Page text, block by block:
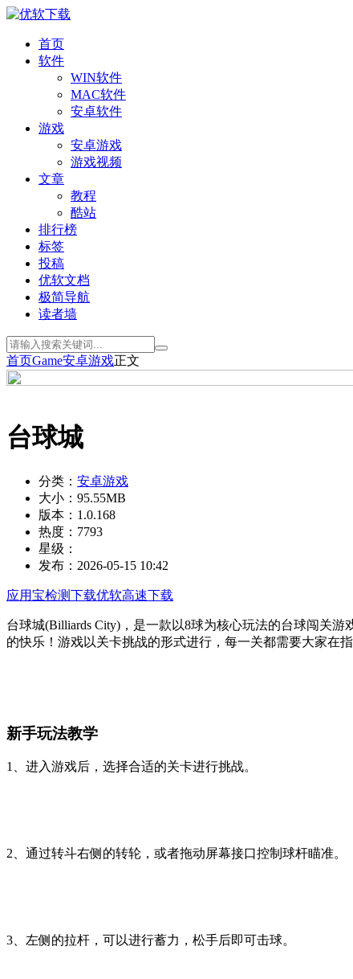
首页
软件
WIN软件
MAC软件
安卓软件
游戏
安卓游戏
游戏视频
文章
教程
酷站
排行榜
标签
投稿
优软文档
极简导航
读者墙
首页Game安卓游戏正文
台球城
分类： 安卓游戏
大小： 95.55MB
版本： 1.0.168
热度： 7793
星级：
发布： 2026-05-15 10:42
应用宝检测下载优软高速下载
台球城(Billiards City)，是一款以8球为核心玩法的台球闯关
的快乐！游戏以关卡挑战的形式进行，每一关都需要大家在
新手玩法教学
1、进入游戏后，选择合适的关卡进行挑战。
2、通过转斗右侧的转轮，或者拖动屏幕接口控制球杆瞄准。
3、左侧的拉杆，可以进行蓄力，松手后即可击球。